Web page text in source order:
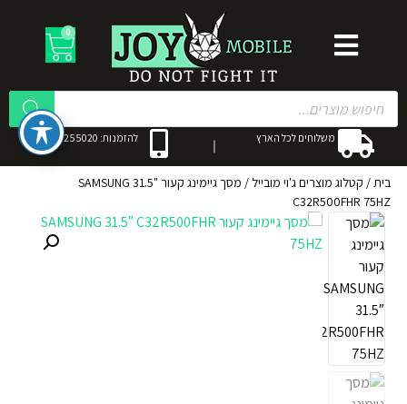
0
משלוחים לכל הארץ להזמנות: 053-3255020
בית/ קטלוג מוצרים ג'וי מובייל /
מסך גיימינג קעור SAMSUNG 31.5"
C32R500FHR 75HZ